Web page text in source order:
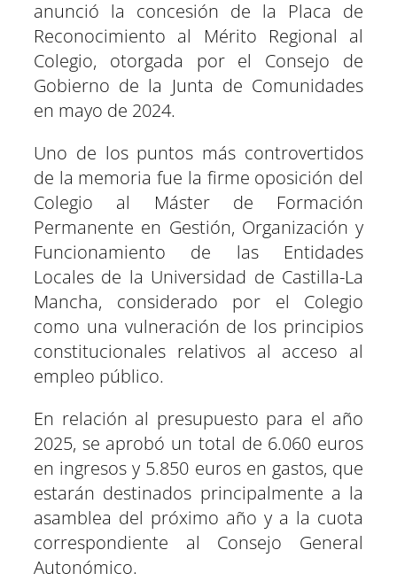
anunció la concesión de la Placa de
Reconocimiento al Mérito Regional al
Colegio, otorgada por el Consejo de
Gobierno de la Junta de Comunidades
en mayo de 2024.
Uno de los puntos más controvertidos
de la memoria fue la firme oposición del
Colegio al Máster de Formación
Permanente en Gestión, Organización y
Funcionamiento de las Entidades
Locales de la Universidad de Castilla-La
Mancha, considerado por el Colegio
como una vulneración de los principios
constitucionales relativos al acceso al
empleo público.
En relación al presupuesto para el año
2025, se aprobó un total de 6.060 euros
en ingresos y 5.850 euros en gastos, que
estarán destinados principalmente a la
asamblea del próximo año y a la cuota
correspondiente al Consejo General
Autonómico.